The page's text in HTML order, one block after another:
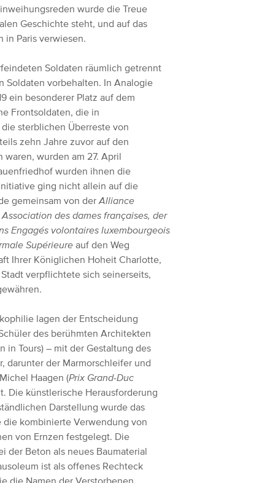
wurde die Treue
Geschichte steht, und auf das
in Paris verwiesen.
Soldaten räumlich getrennt
Soldaten vorbehalten. In Analogie
ein besonderer Platz auf dem
Frontsoldaten, die in
sterblichen Überreste von
zehn Jahre zuvor auf den
wurden am 27. April
wurden ihnen die
ging nicht allein auf die
gemeinsam von derAlliance
Association des dames françaises, der
Engagés volontaires luxembourgeois
Supérieure auf den Weg
Ihrer Königlichen Hoheit Charlotte,
verpflichtete sich seinerseits,
lagen der Entscheidung
des berühmten Architekten
in Tours) – mit der Gestaltung des
darunter der Marmorschleifer und
Haagen (Prix Grand-Duc
Die künstlerische Herausforderung
Darstellung wurde das
kombinierte Verwendung von
von Ernzen festgelegt. Die
der Beton als neues Baumaterial
ist als offenes Rechteck
die Namen der Verstorbenen